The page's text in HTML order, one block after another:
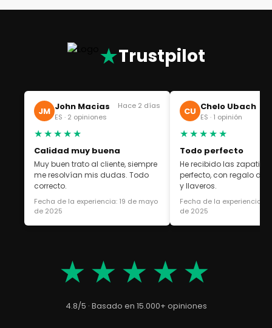
★Trustpilot
JM John Macias
ES · 2 opiniones
Hace 2 días
★★★★★
Calidad muy buena
Muy buen trato al cliente, siempre
me resolvían mis dudas. Todo
correcto.
Fecha de la experiencia: 19 de mayo
de 2025
CU Chelo Ubach
ES · 1 opinión
★★★★★
Todo perfecto
He recibido las
perfecto, con regalo de
y llaveros.
Fecha de la experiencia:
de 2025
★★★★★
4.8/5 · Basado en 15.000+ opiniones